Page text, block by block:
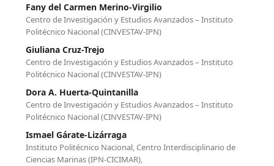
Fany del Carmen Merino-Virgilio
Centro de Investigación y Estudios Avanzados – Instituto
Politécnico Nacional (CINVESTAV-IPN)
Giuliana Cruz-Trejo
Centro de Investigación y Estudios Avanzados – Instituto
Politécnico Nacional (CINVESTAV-IPN)
Dora A. Huerta-Quintanilla
Centro de Investigación y Estudios Avanzados – Instituto
Politécnico Nacional (CINVESTAV-IPN)
Ismael Gárate-Lizárraga
Instituto Politécnico Nacional, Centro Interdisciplinario de
Ciencias Marinas (IPN-CICIMAR),